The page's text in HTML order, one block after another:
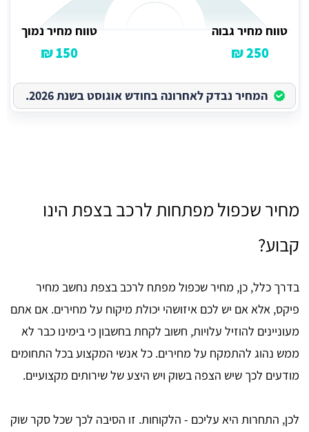
טווח מחיר גבוה
250 ₪
טווח מחיר נמוך
150 ₪
המחיר נבדק לאחרונה בחודש אוגוסט בשנת 2026.
מחיר שכפול מפתחות לרכב בצפת הינו
קבוע?
בדרך כלל, כן, מחיר שכפול מפתח לרכב בצפת נחשב מחיר
פיקס, אלא אם יש לכם איזושהי יכולת מיקוח על מחירים. אם אתם
מעוניינים להוזיל עלויות, חשוב לקחת בחשבון כי בימינו כבר לא
ממש נהוג להתמקח על מחירים. כל אנשי המקצוע בכל התחומים
מודעים לכך שיש הצפה בשוק ויש היצע של שירותים מקצועיים.
לכן, התחרות היא עליכם - הלקוחות. זו הסיבה לכך שכל סקר שוק